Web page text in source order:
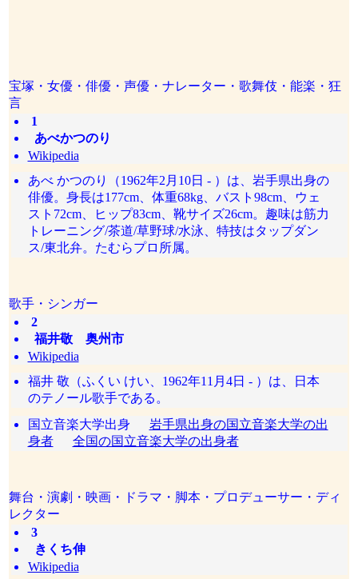
宝塚・女優・俳優・声優・ナレーター・歌舞伎・能楽・狂
言
1
あべかつのり
Wikipedia
あべ かつのり（1962年2月10日 - ）は、岩手県出身の
俳優。身長は177cm、体重68kg、バスト98cm、ウェ
スト72cm、ヒップ83cm、靴サイズ26cm。趣味は筋力
トレーニング/茶道/草野球/水泳、特技はタップダン
ス/東北弁。たむらプロ所属。
歌手・シンガー
2
福井敬 奥州市
Wikipedia
福井 敬（ふくい けい、1962年11月4日 - ）は、日本
のテノール歌手である。
国立音楽大学出身 岩手県出身の国立音楽大学の出
身者
全国の国立音楽大学の出身者
舞台・演劇・映画・ドラマ・脚本・プロデューサー・ディ
レクター
3
きくち伸
Wikipedia